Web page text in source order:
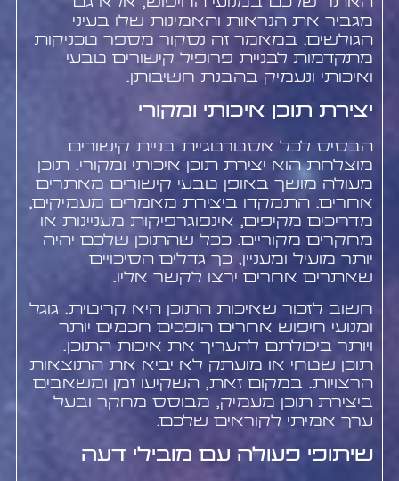
האתר שלכם במנועי החיפוש, אלא גם
מגביר את הנראות והאמינות שלו בעיני
הגולשים. במאמר זה נסקור מספר טכניקות
מתקדמות לבניית פרופיל קישורים טבעי
ואיכותי ונעמיק בהבנת חשיבותן.
יצירת תוכן איכותי ומקורי
הבסיס לכל אסטרטגיית בניית קישורים
מוצלחת הוא יצירת תוכן איכותי ומקורי. תוכן
מעולה מושך באופן טבעי קישורים מאתרים
אחרים. התמקדו ביצירת מאמרים מעמיקים,
מדריכים מקיפים, אינפוגרפיקות מעניינות או
מחקרים מקוריים. ככל שהתוכן שלכם יהיה
יותר מועיל ומעניין, כך גדלים הסיכויים
שאתרים אחרים ירצו לקשר אליו.
חשוב לזכור שאיכות התוכן היא קריטית. גוגל
ומנועי חיפוש אחרים הופכים חכמים יותר
ויותר ביכולתם להעריך את איכות התוכן.
תוכן שטחי או מועתק לא יביא את התוצאות
הרצויות. במקום זאת, השקיעו זמן ומשאבים
ביצירת תוכן מעמיק, מבוסס מחקר ובעל
ערך אמיתי לקוראים שלכם.
שיתופי פעולה עם מובילי דעה